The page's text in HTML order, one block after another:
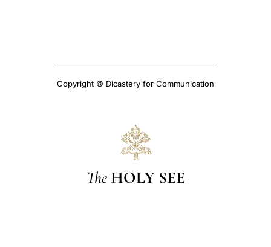
Copyright © Dicastery for Communication
The HOLY SEE